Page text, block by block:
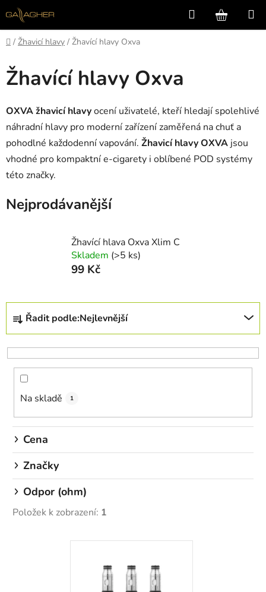
Přejít
na
obsah
Hledat
KOŠÍK
Domů
/ Žhavicí hlavy / Žhavící hlavy Oxva
Žhavící hlavy Oxva
OXVA žhavicí hlavyocení uživatelé, kteří hledají spolehlivé
náhradní hlavy pro moderní zařízení zaměřená na chuť a
pohodlné každodenní vapování. Žhavicí hlavy OXVA jsou
vhodné pro kompaktní e-cigarety i oblíbené POD systémy
této značky.
Nejprodávanější
Žhavící hlava Oxva Xlim C
Skladem (>5 ks)
99 Kč
Ř
z
e
o
d
k
ů
Řadit podle:Nejlevnější
Na skladě 1
Cena
Značky
Odpor (ohm)
Položek k zobrazení: 1